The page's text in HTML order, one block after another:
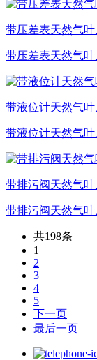
带压差表天然气
带压差表天然气
带液位计天然气
带液位计天然气
带排污阀天然气
带排污阀天然气
共198条
1
2
3
4
5
下一页
最后一页